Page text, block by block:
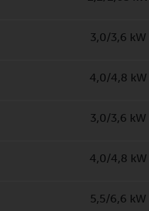
3,0/3,6 kW
4,0/4,8 kW
3,0/3,6 kW
4,0/4,8 kW
5,5/6,6 kW